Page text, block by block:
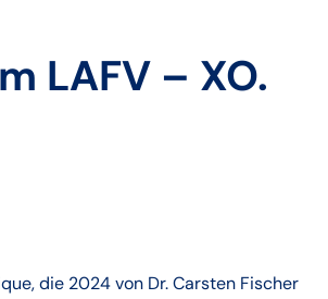
LAFV – XO.
die 2024 von Dr. Carsten Fischer